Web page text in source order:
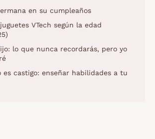
en su cumpleaños
VTech según la edad
lo que nunca recordarás, pero yo
es castigo: enseñar habilidades a tu